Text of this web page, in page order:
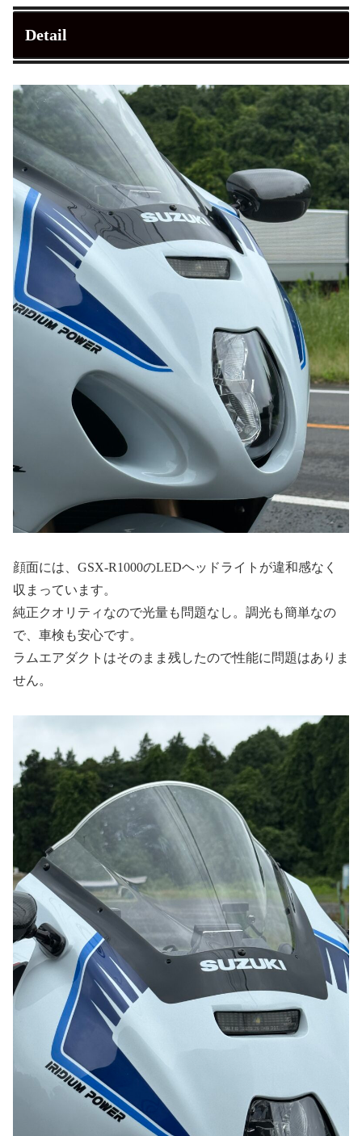
Detail
顔面には、GSX-R1000のLEDヘッドライトが違和感なく
収まっています。
純正クオリティなので光量も問題なし。調光も簡単なの
で、車検も安心です。
ラムエアダクトはそのまま残したので性能に問題はありま
せん。